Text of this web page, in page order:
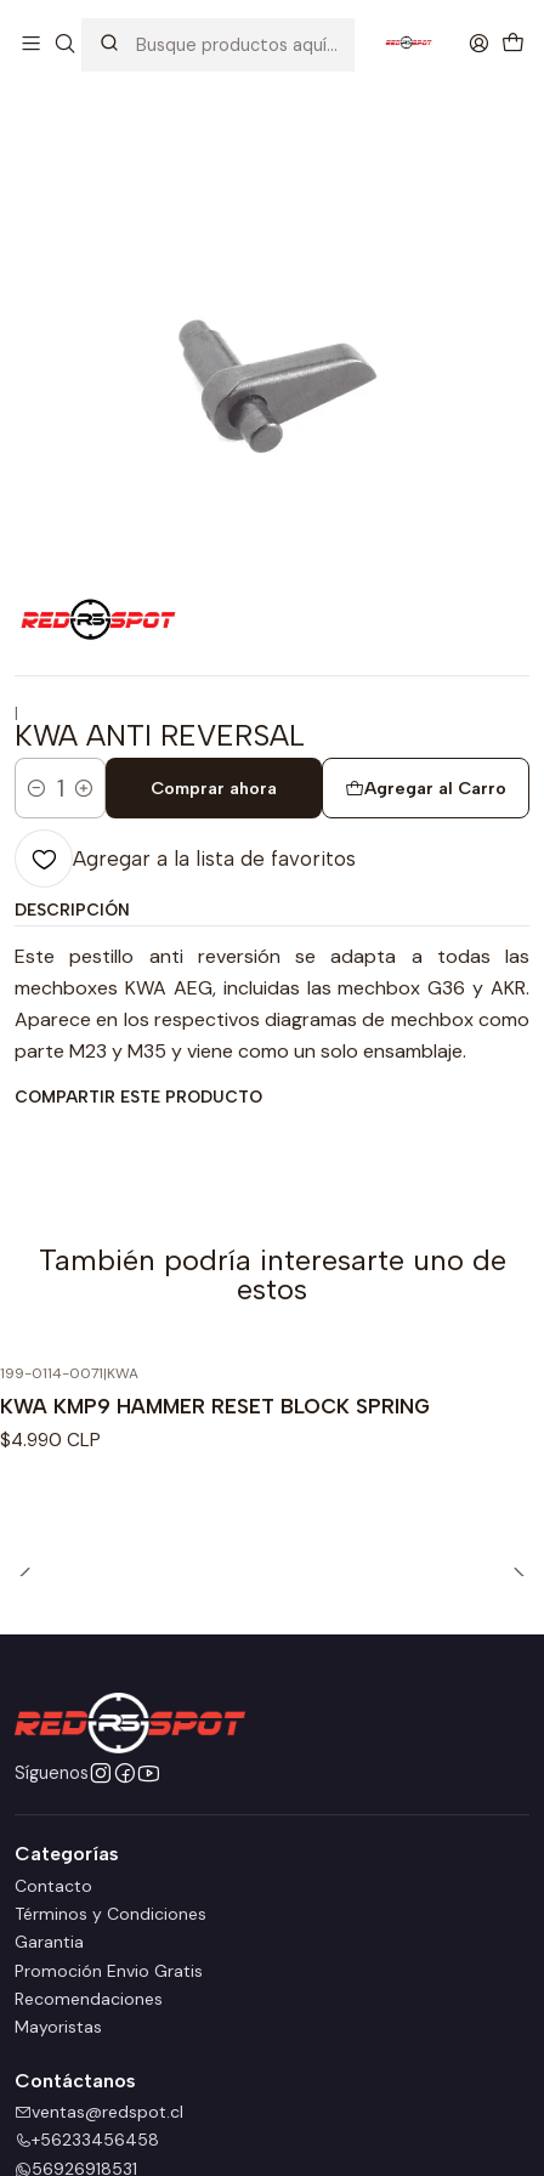
ENGRANAJES / ANTIREVERSALS / SHIMMING / BEARING
KWA ANTI REVERSAL
|
KWA ANTI REVERSAL
Cantidad
Agregar al Carro
Comprar ahora
Agregar a la lista de favoritos
DESCRIPCIÓN
Este pestillo anti reversión se adapta a todas las
mechboxes KWA AEG, incluidas las mechbox G36 y AKR.
Aparece en los respectivos diagramas de mechbox como
parte M23 y M35 y viene como un solo ensamblaje.
COMPARTIR ESTE PRODUCTO
También podría interesarte uno de
estos
199-0114-0071|KWA
KWA KMP9 HAMMER RESET BLOCK SPRING
$4.990 CLP
Síguenos
Categorías
Contacto
Términos y Condiciones
Garantia
Promoción Envio Gratis
Recomendaciones
Mayoristas
Contáctanos
ventas@redspot.cl
+56233456458
56926918531